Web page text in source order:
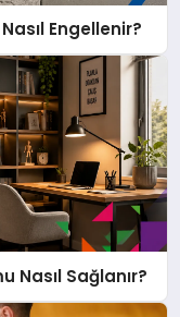
Engellenir?
Nasıl Sağlanır?